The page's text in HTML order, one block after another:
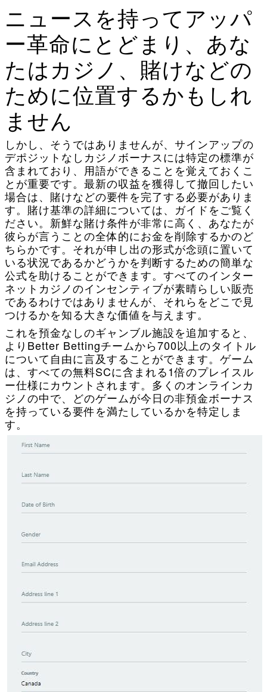
ニュースを持ってアッパ
ー革命にとどまり、あな
たはカジノ、賭けなどの
ために位置するかもしれ
ません
しかし、そうではありませんが、サインアップの
デポジットなしカジノボーナスには特定の標準が
含まれており、用語ができることを覚えておくこ
とが重要です。最新の収益を獲得して撤回したい
場合は、賭けなどの要件を完了する必要がありま
す。賭け基準の詳細については、ガイドをご覧く
ださい。新鮮な賭け条件が非常に高く、あなたが
彼らが言うことの全体的にお金を削除するかのど
ちらかです。それが申し出の形式が念頭に置いて
いる状況であるかどうかを判断するための簡単な
公式を助けることができます。すべてのインター
ネットカジノのインセンティブが素晴らしい販売
であるわけではありませんが、それらをどこで見
つけるかを知る大きな価値を与えます。
これを預金なしのギャンブル施設を追加すると、
よりBetter Bettingチームから700以上のタイトル
について自由に言及することができます。ゲーム
は、すべての無料SCに含まれる1倍のプレイスル
ー仕様にカウントされます。多くのオンラインカ
ジノの中で、どのゲームが今日の非預金ボーナス
を持っている要件を満たしているかを特定しま
す。